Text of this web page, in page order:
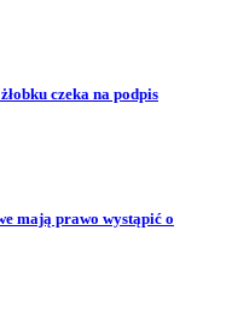
czeka na podpis
mają prawo wystąpić o